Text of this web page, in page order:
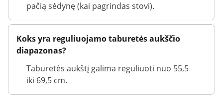
pačią sėdynę (kai pagrindas stovi).
Koks yra reguliuojamo taburetės aukščio
diapazonas?
Taburetės aukštį galima reguliuoti nuo 55,5
iki 69,5 cm.